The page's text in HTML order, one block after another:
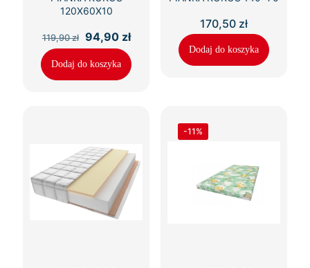
120X60X10
119,90zł
Pierwotna
cena
wynosiła:
119,90 zł.
94,90 złAktualna
wynosi:
94,90 zł.
Dodaj do koszyka
170,50 zł
Dodaj do koszyka
-11%